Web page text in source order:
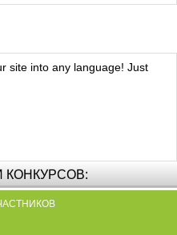
site into any language! Just
КОНКУРСОВ: